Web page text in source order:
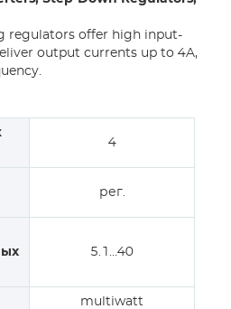
regulators offer high input-
output currents up to 4A,
4
рег.
5.1…40
multiwatt